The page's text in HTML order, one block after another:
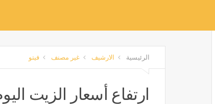
الرئيسية الارشيف غير مصنف فيتو
ارتفاع أسعار الزيت اليوم الإثنين 6 يوليو